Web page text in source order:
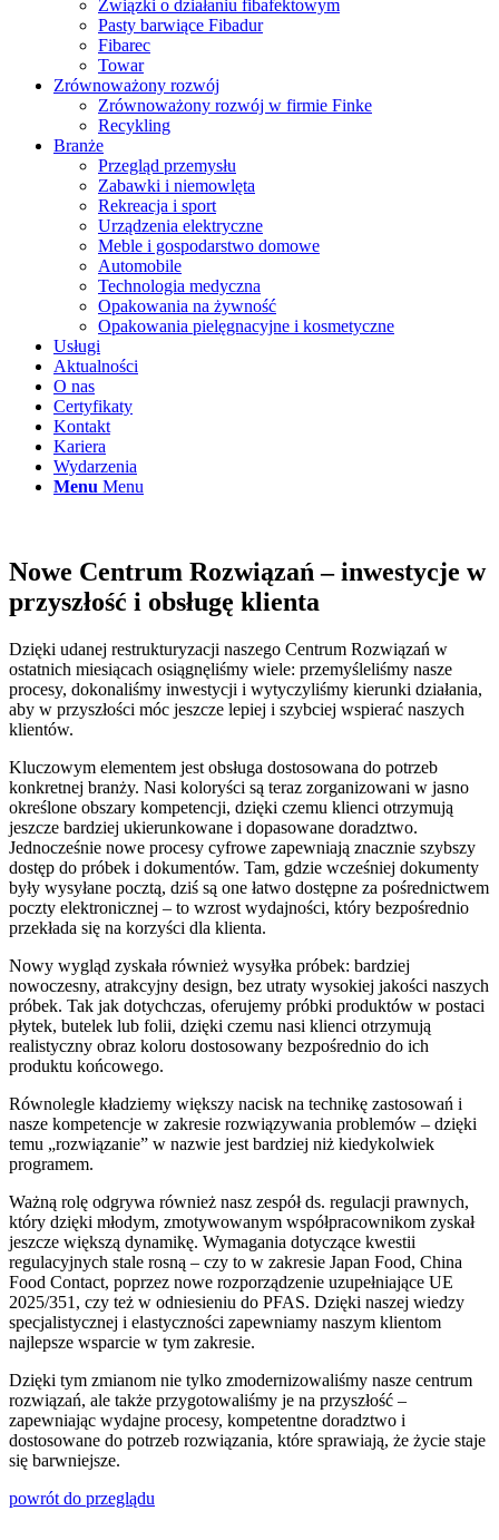
Związki o działaniu fibafektowym
Pasty barwiące Fibadur
Fibarec
Towar
Zrównoważony rozwój
Zrównoważony rozwój w firmie Finke
Recykling
Branże
Przegląd przemysłu
Zabawki i niemowlęta
Rekreacja i sport
Urządzenia elektryczne
Meble i gospodarstwo domowe
Automobile
Technologia medyczna
Opakowania na żywność
Opakowania pielęgnacyjne i kosmetyczne
Usługi
Aktualności
O nas
Certyfikaty
Kontakt
Kariera
Wydarzenia
Menu Menu
Nowe Centrum Rozwiązań – inwestycje w
przyszłość i obsługę klienta
Dzięki udanej restrukturyzacji naszego Centrum Rozwiązań w
ostatnich miesiącach osiągnęliśmy wiele: przemyśleliśmy nasze
procesy, dokonaliśmy inwestycji i wytyczyliśmy kierunki działania,
aby w przyszłości móc jeszcze lepiej i szybciej wspierać naszych
klientów.
Kluczowym elementem jest obsługa dostosowana do potrzeb
konkretnej branży. Nasi koloryści są teraz zorganizowani w jasno
określone obszary kompetencji, dzięki czemu klienci otrzymują
jeszcze bardziej ukierunkowane i dopasowane doradztwo.
Jednocześnie nowe procesy cyfrowe zapewniają znacznie szybszy
dostęp do próbek i dokumentów. Tam, gdzie wcześniej dokumenty
były wysyłane pocztą, dziś są one łatwo dostępne za pośrednictwem
poczty elektronicznej – to wzrost wydajności, który bezpośrednio
przekłada się na korzyści dla klienta.
Nowy wygląd zyskała również wysyłka próbek: bardziej
nowoczesny, atrakcyjny design, bez utraty wysokiej jakości naszych
próbek. Tak jak dotychczas, oferujemy próbki produktów w postaci
płytek, butelek lub folii, dzięki czemu nasi klienci otrzymują
realistyczny obraz koloru dostosowany bezpośrednio do ich
produktu końcowego.
Równolegle kładziemy większy nacisk na technikę zastosowań i
nasze kompetencje w zakresie rozwiązywania problemów – dzięki
temu „rozwiązanie” w nazwie jest bardziej niż kiedykolwiek
programem.
Ważną rolę odgrywa również nasz zespół ds. regulacji prawnych,
który dzięki młodym, zmotywowanym współpracownikom zyskał
jeszcze większą dynamikę. Wymagania dotyczące kwestii
regulacyjnych stale rosną – czy to w zakresie Japan Food, China
Food Contact, poprzez nowe rozporządzenie uzupełniające UE
2025/351, czy też w odniesieniu do PFAS. Dzięki naszej wiedzy
specjalistycznej i elastyczności zapewniamy naszym klientom
najlepsze wsparcie w tym zakresie.
Dzięki tym zmianom nie tylko zmodernizowaliśmy nasze centrum
rozwiązań, ale także przygotowaliśmy je na przyszłość –
zapewniając wydajne procesy, kompetentne doradztwo i
dostosowane do potrzeb rozwiązania, które sprawiają, że życie staje
się barwniejsze.
powrót do przeglądu